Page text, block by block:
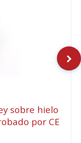
sobre hielo
por CE